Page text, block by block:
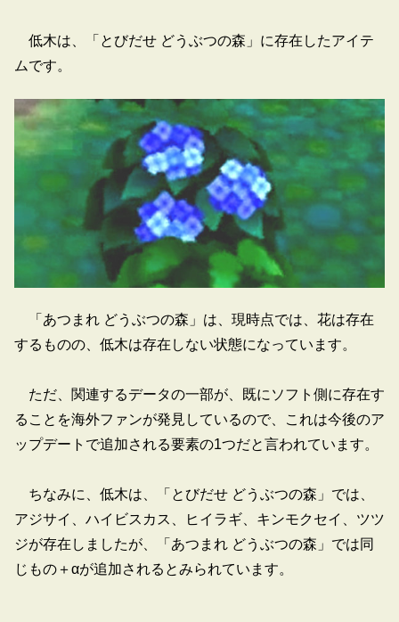
低木は、「とびだせ どうぶつの森」に存在したアイテ
ムです。
「あつまれ どうぶつの森」は、現時点では、花は存在
するものの、低木は存在しない状態になっています。
ただ、関連するデータの一部が、既にソフト側に存在す
ることを海外ファンが発見しているので、これは今後のア
ップデートで追加される要素の1つだと言われています。
ちなみに、低木は、「とびだせ どうぶつの森」では、
アジサイ、ハイビスカス、ヒイラギ、キンモクセイ、ツツ
ジが存在しましたが、「あつまれ どうぶつの森」では同
じもの＋αが追加されるとみられています。